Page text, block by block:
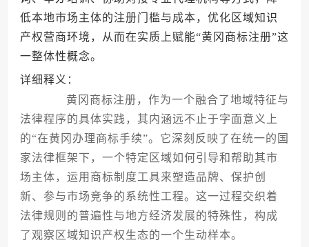
低本地市场主体的注册门槛与成本，优化区域知识
产权营商环境，从而在实质上赋能“黄冈商标注册”这
一整体性概念。
详细释义：
黄冈商标注册，作为一个融合了地域特征与
法律程序的具体实践，其内涵远不止于字面意义上
的“在黄冈办理商标手续”。它深刻反映了在统一的国
家法律框架下，一个特定区域如何引导和帮助其市
场主体，运用商标制度工具来塑造品牌、保护创
新、参与市场竞争的系统性工程。这一过程交织着
法律规则的普遍性与地方经济发展的特殊性，构成
了观察区域知识产权生态的一个生动样本。